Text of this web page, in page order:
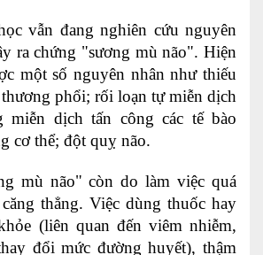
vẫn đang nghiên cứu nguyên
ra chứng "sương mù não". Hiện
một số nguyên nhân như thiếu
phổi; rối loạn tự miễn dịch
miễn dịch tấn công các tế bào
cơ thể; đột quỵ não.
mù não" còn do làm việc quá
thẳng. Việc dùng thuốc hay
(liên quan đến viêm nhiễm,
đổi mức đường huyết), thậm